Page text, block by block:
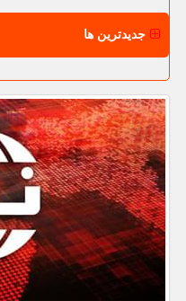
جدیدترین ها